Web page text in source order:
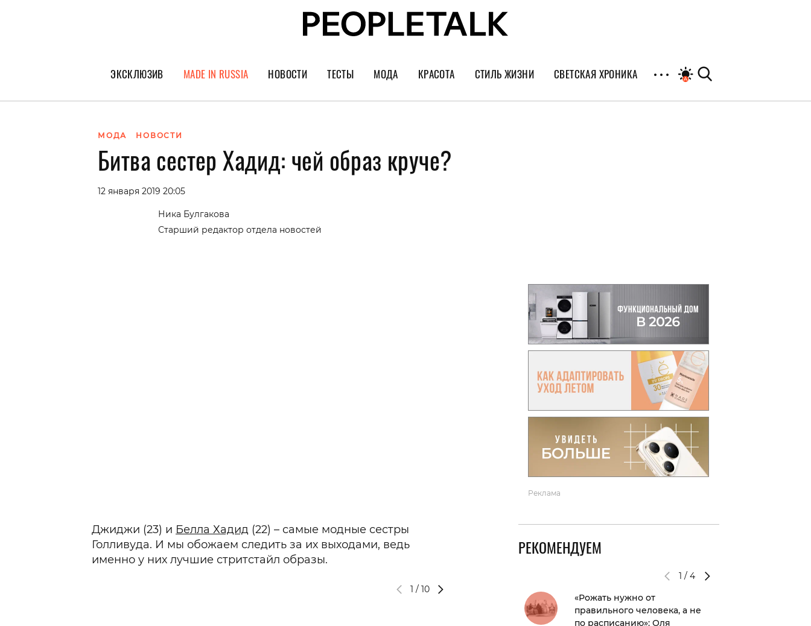
ЭКСКЛЮЗИВ
ГЕРОИ PEOPLETALK
ПОКОЛЕНИЕ
MADE IN RUSSIA НОВОСТИ ТЕСТЫ МОДА
Тренды
Украшения и часы
КРАСОТА
Уход за лицом
Маникюр
Парфюм
СТИЛЬ ЖИЗНИ
Культура
Гаджеты и авто
Мнение Редакции
СВЕТСКАЯ ХРОНИКА
МОДА НОВОСТИ
Битва сестер Хадид: чей образ круче?
12 января 2019 20:05
Ника Булгакова
Старший редактор отдела новостей
Джиджи (23) и Белла Хадид (22) – самые модные сестры
Голливуда. И мы обожаем следить за их выходами, ведь
именно у них лучшие стритстайл образы.
1 /10
Реклама
РЕКОМЕНДУЕМ
1 /4
«Рожать нужно от
правильного человека, а не
по расписанию»: Оля